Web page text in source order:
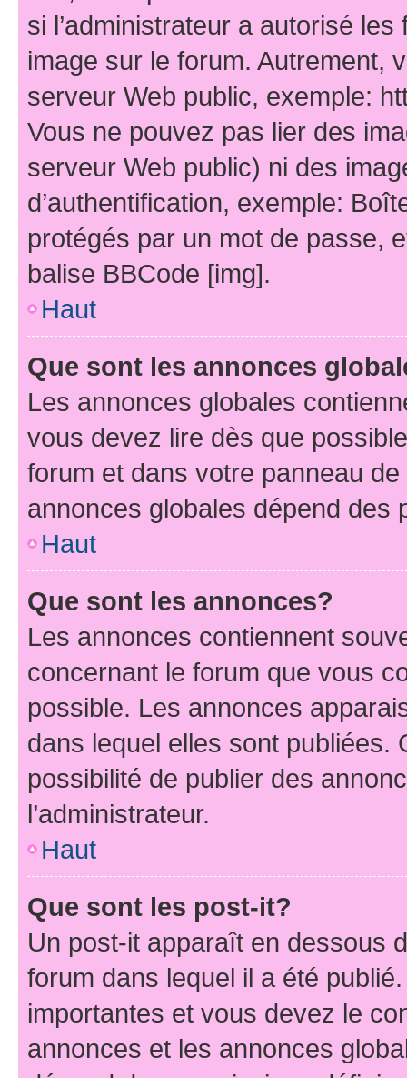
si l’administrateur a autorisé
image sur le forum. Autrement,
serveur Web public, exemple:
Vous ne pouvez pas lier des
serveur Web public) ni des
d’authentification, exemple:
protégés par un mot de passe,
balise BBCode [img].
Haut
Que sont les annonces
Les annonces globales
vous devez lire dès que
forum et dans votre panneau
annonces globales dépend des
Haut
Que sont les annonces?
Les annonces contiennent
concernant le forum que vous
possible. Les annonces
dans lequel elles sont publiées.
possibilité de publier des
l’administrateur.
Haut
Que sont les post-it?
Un post-it apparaît en dessous
forum dans lequel il a été
importantes et vous devez le
annonces et les annonces